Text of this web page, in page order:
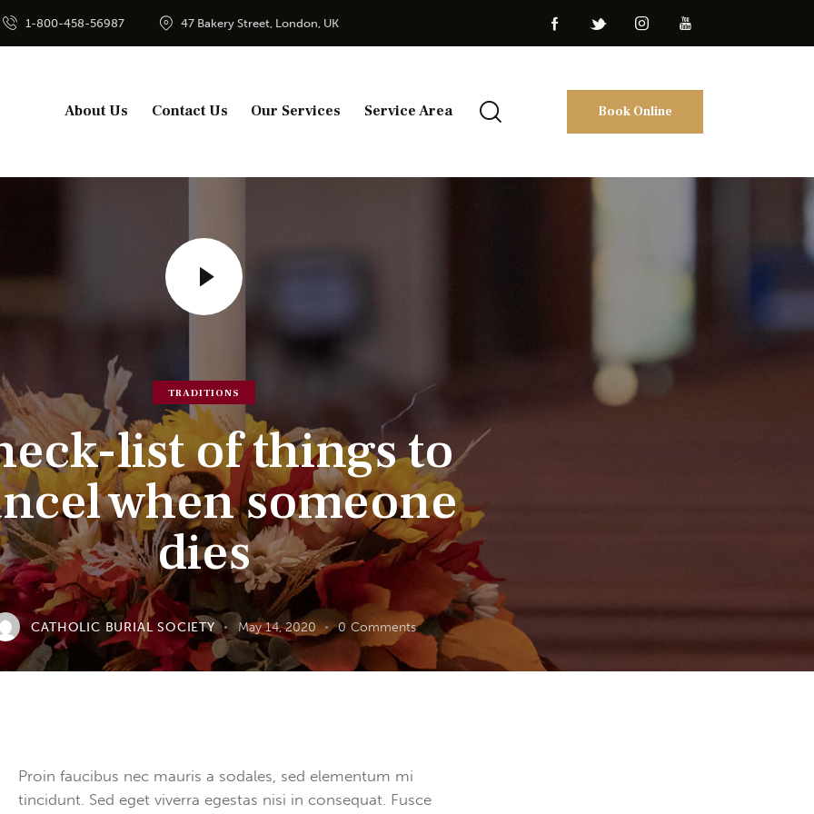
1-800-458-56987 47 Bakery Street, London, UK
About Us Contact Us Our Services Service Area Book Online
TRADITIONS
list of things to
when someone
dies
CATHOLIC BURIAL SOCIETY May 14, 2020 0 Comments
Proin faucibus nec mauris a sodales, sed elementum mi
tincidunt. Sed eget viverra egestas nisi in consequat. Fusce